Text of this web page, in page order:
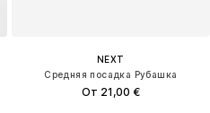
NEXT
Средняя посадка Рубашка
От 21,00 €